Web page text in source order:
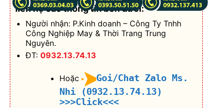
liên hệ các thông tin bên dưới:
Người nhận: P.Kinh doanh – Công Ty Tnhh
Công Nghiệp May & Thời Trang Trung
Nguyên.
ĐT: 0932.13.74.13
Hoặc
Goi/Chat Zalo Ms.
Nhi (0932.13.74.13)
>>>Click<<<